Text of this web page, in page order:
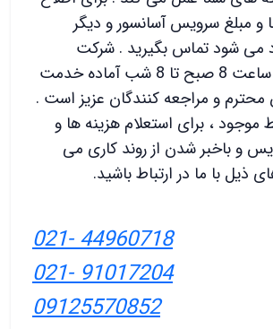
و مبلغ سرویس آسانسور و دیگر
می شود تماس بگیرید . شرکت
آسانسور پادرا از ساعت 8 صبح تا 8 شب آماده خدمت
محترم و مراجعه کنندگان عزیز است .
موجود ، برای استعلام هزینه ها و
و باخبر شدن از روند کاری می
ذیل با ما در ارتباط باشید.
021- 44960718
021- 91017204
09125570852